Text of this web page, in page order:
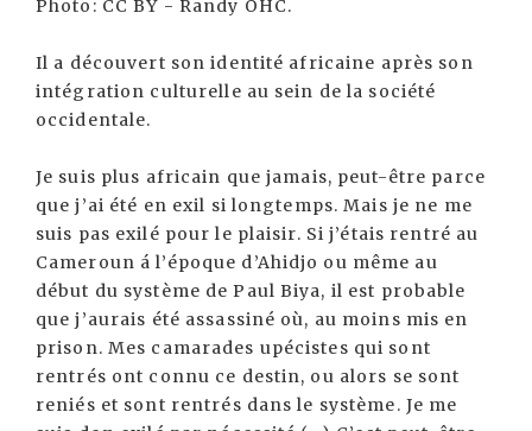
Photo: CC BY - Randy OHC.
Il a découvert son identité africaine après son
intégration culturelle au sein de la société
occidentale.
Je suis plus africain que jamais, peut-être parce
que j’ai été en exil si longtemps. Mais je ne me
suis pas exilé pour le plaisir. Si j’étais rentré au
Cameroun á l’époque d’Ahidjo ou même au
début du système de Paul Biya, il est probable
que j’aurais été assassiné où, au moins mis en
prison. Mes camarades upécistes qui sont
rentrés ont connu ce destin, ou alors se sont
reniés et sont rentrés dans le système. Je me